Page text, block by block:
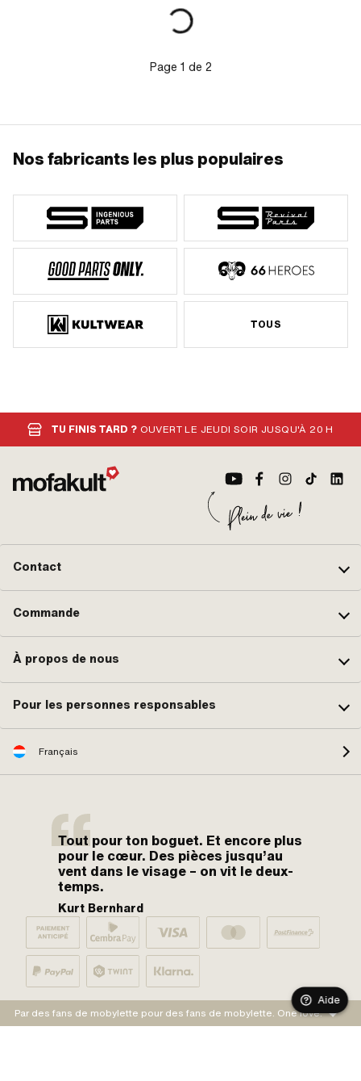
conique: 1:5 · Hauteur: 37 mm · Poids:
Page 1 de 2
Nos fabricants les plus populaires
TOUS
TU FINIS TARD ? OUVERT LE JEUDI SOIR JUSQU'À 20 H
Contact
Commande
À propos de nous
Pour les personnes responsables
Français
Tout pour ton boguet. Et encore plus
pour le cœur. Des pièces jusqu’au
vent dans le visage – on vit le deux-
temps.
Kurt Bernhard
Par des fans de mobylette pour des fans de mobylette. One love.
Aide